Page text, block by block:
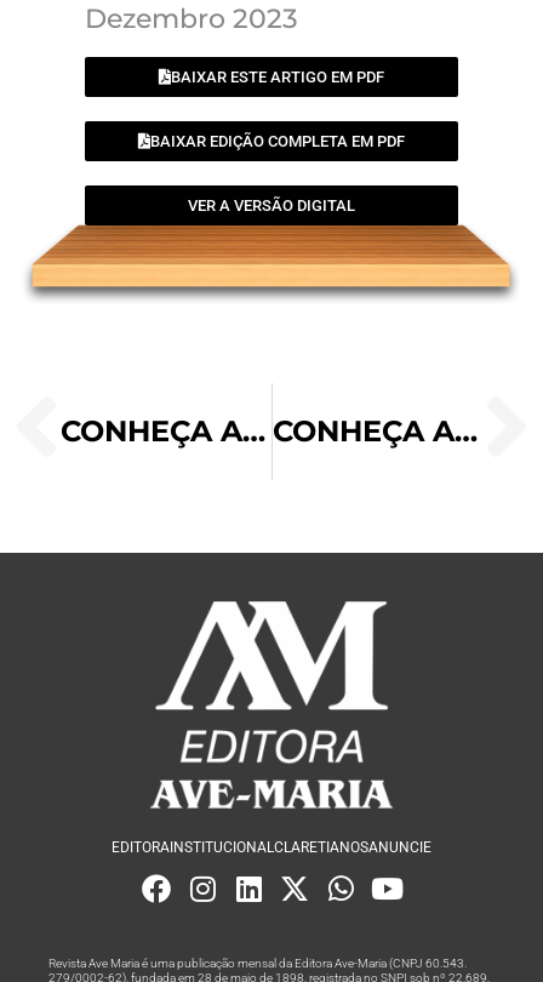
Dezembro 2023
BAIXAR ESTE ARTIGO EM PDF
BAIXAR EDIÇÃO COMPLETA EM PDF
VER A VERSÃO DIGITAL
CONHEÇA A MÉDICA QUE LÊ UM POEMA DE SANTA TERESA DE ÁVILA AOS PACIENTES | “TER UM FILHO NOS BRAÇOS É UM MILAGRE” | MENDIGO QUE ATENDEU A CONFISSÃO DE SÃO JOÃO PAULO II CONHEÇA A ORAÇÃO DO ADVENTO ENSINADA PELO PAPA FRANCISCO
EDITORAINSTITUCIONAL CLARETIANOSANUNCIE
Revista Ave Maria é uma publicação mensal da Editora Ave-Maria (CNPJ 60.543.
279/0002-62), fundada em 28 de maio de 1898, registrada no SNPI sob nº 22.689,